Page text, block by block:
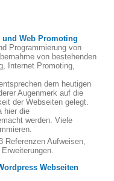
Web Promoting
Programmierung von
von bestehenden
Internet Promoting,
dem heutigen
Augenmerk auf die
der Webseiten gelegt.
hier die
werden. Viele
Referenzen Aufweisen,
Webseiten